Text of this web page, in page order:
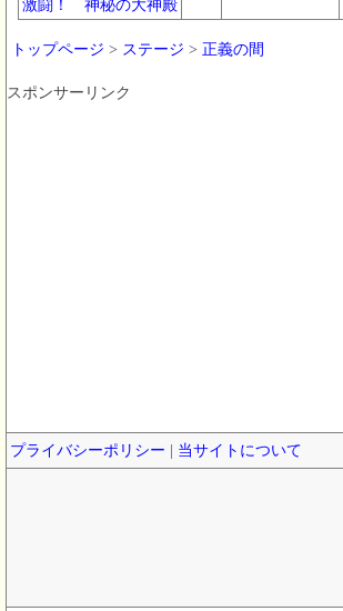
激闘！ 神秘の大神殿
トップページ > ステージ > 正義の間
スポンサーリンク
プライバシーポリシー 当サイトについて